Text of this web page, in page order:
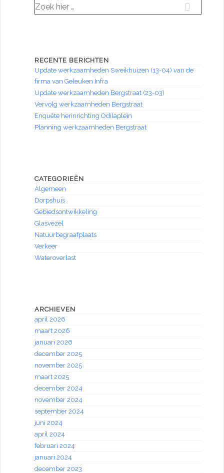
Zoek
naar:
RECENTE BERICHTEN
Update werkzaamheden Sweikhuizen (13-04) van de
firma van Geleuken Infra
Update werkzaamheden Bergstraat (23-03)
Vervolg werkzaamheden Bergstraat
Enquête herinrichting Odilaplein
Planning werkzaamheden Bergstraat
CATEGORIEËN
Algemeen
Dorpshuis
Gebiedsontwikkeling
Glasvezel
Natuurbegraafplaats
Verkeer
Wateroverlast
ARCHIEVEN
april 2026
maart 2026
januari 2026
december 2025
november 2025
maart 2025
december 2024
november 2024
september 2024
juni 2024
april 2024
februari 2024
januari 2024
december 2023